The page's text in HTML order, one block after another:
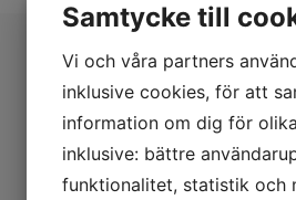
VÅR VISION
The Vegan Globe erbjuder
för hela familjen alla produkter är
säkerhetsställer all inga
är testade på djur i något led.
Samtycke till
Vi och våra partners
inklusive cookies, för att
information om dig för
inklusive: bättre
funktionalitet, statistik och